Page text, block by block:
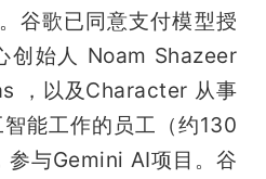
谷歌已同意支付模型授
创始人 Noam Shazeer
，以及Character 从事
能工作的员工（约130
参与Gemini AI项目。谷